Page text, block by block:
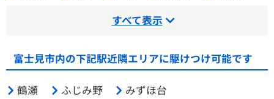
すべて表示
富士見市内の下記駅近隣エリアに駆けつけ可能です
鶴瀬 ふじみ野 みずほ台